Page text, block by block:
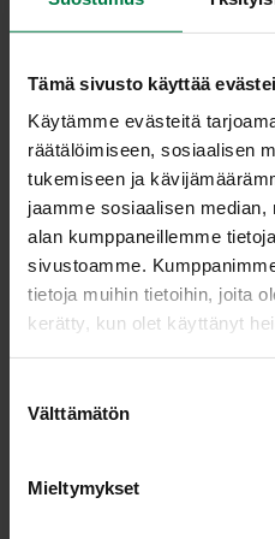
Tämä sivusto käyttää
Käytämme evästeitä
räätälöimiseen, sosiaalisen
tukemiseen ja
jaamme sosiaalisen
alan kumppaneillemme
sivustoamme.
tietoja muihin tietoihin, joita
kerätty, kun olet käyttänyt
Välttämätön
Mieltymykset
pullomargariinia
Kuori ja raasta punajuuret
aineet keskenään ja
taikinapohjaan.
Sekoita joukkoon
Mausta taikina
sinihomejuustomurusilla.
Paista vohveleiksi
vohvelipannussa.
Annoksesta tulee noin 15
Ohje: Kotimaiset Kasvikset ry